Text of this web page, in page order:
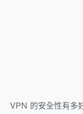
VPN 的安全性有多